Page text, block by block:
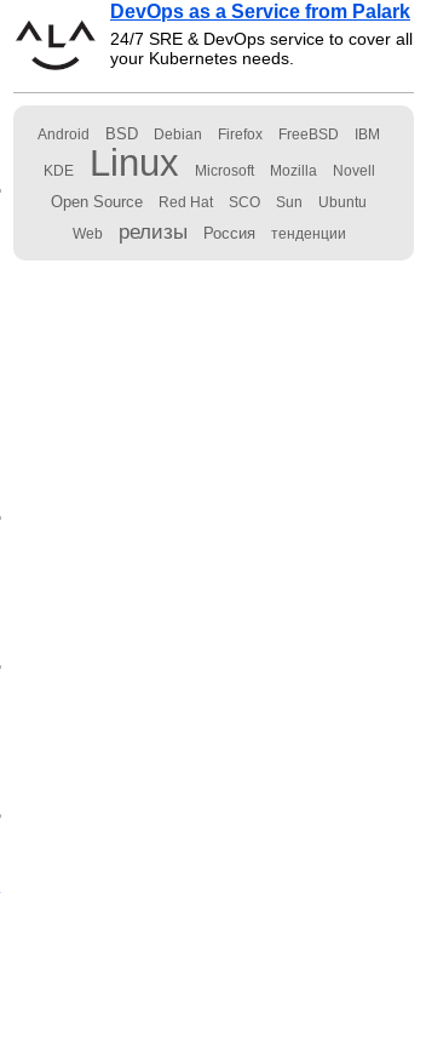
DevOps as a Service from Palark
24/7 SRE & DevOps service to cover all
your Kubernetes needs.
Android BSD Debian Firefox FreeBSD IBM
KDE Linux Microsoft Mozilla Novell
Open Source Red Hat SCO Sun Ubuntu
Web релизы Россия тенденции